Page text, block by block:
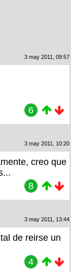
3 may 2011, 09:57
6
3 may 2011, 10:20
creo que
8
3 may 2011, 13:44
de reirse un
4